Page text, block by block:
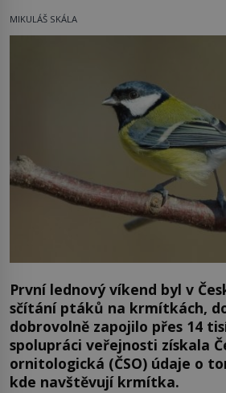
MIKULÁŠ SKÁLA
První lednový víkend byl v
sčítání ptáků na krmítkách,
dobrovolně zapojilo přes 14
spolupráci veřejnosti získala
ornitologická (ČSO) údaje o
kde navštěvují krmítka.